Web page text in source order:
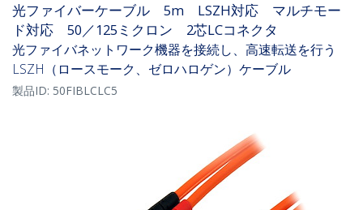
光ファイバーケーブル 5m LSZH対応 マルチモー
ド対応 50／125ミクロン 2芯LCコネクタ
光ファイバネットワーク機器を接続し、高速転送を行う
LSZH（ロースモーク、ゼロハロゲン）ケーブル
製品ID: 50FIBLCLC5